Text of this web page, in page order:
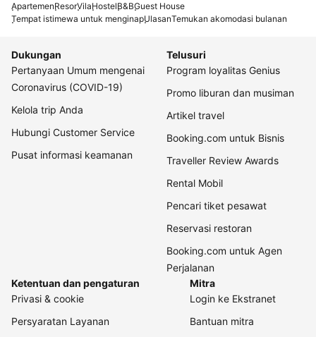
ApartemenResorVilaHostelB&BGuest House
Tempat istimewa untuk menginapUlasanTemukan akomodasi bulanan
Dukungan
Pertanyaan Umum mengenai
Coronavirus (COVID-19)
Kelola trip Anda
Hubungi Customer Service
Pusat informasi keamanan
Telusuri
Program loyalitas Genius
Promo liburan dan musiman
Artikel travel
Booking.com untuk Bisnis
Traveller Review Awards
Rental Mobil
Pencari tiket pesawat
Reservasi restoran
Booking.com untuk Agen
Perjalanan
Ketentuan dan pengaturan
Privasi & cookie
Persyaratan Layanan
Mitra
Login ke Ekstranet
Bantuan mitra